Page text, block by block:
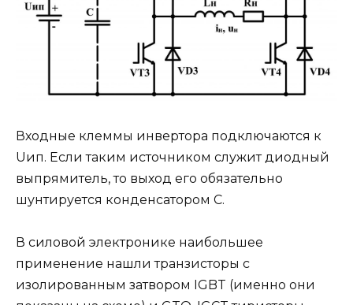
Входные клеммы инвертора подключаются к
Uип. Если таким источником служит диодный
выпрямитель, то выход его обязательно
шунтируется конденсатором C.
В силовой электронике наибольшее
применение нашли транзисторы с
изолированным затвором IGBT (именно они